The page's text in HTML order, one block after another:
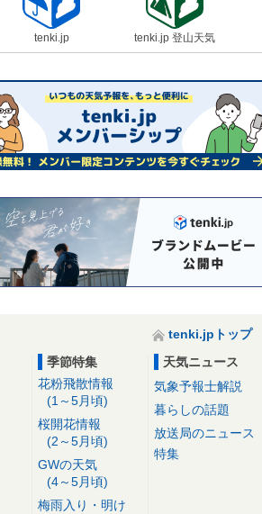
tenki.jp tenki.jp 登山天気
tenki.jpトップ
季節特集
花粉飛散情報
(1～5月頃)
桜開花情報
(2～5月頃)
GWの天気
(4～5月頃)
梅雨入り・明け
天気ニュース
気象予報士解説
暮らしの話題
放送局のニュース
特集